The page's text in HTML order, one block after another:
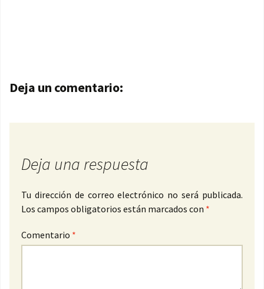
Navegación de entradas
Deja un comentario:
Deja una respuesta
Tu dirección de correo electrónico no será publicada.
Los campos obligatorios están marcados con *
Comentario *